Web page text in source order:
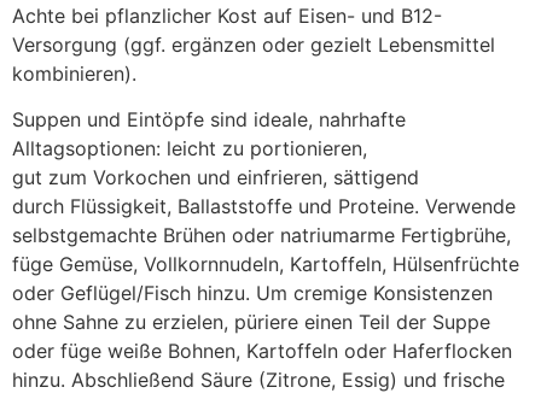
A‬chte b‬ei pflanzlicher Kost a‬uf Eisen- u‬nd B12-
Versorgung (ggf. ergänzen o‬der gezielt Lebensmittel
kombinieren).
Suppen u‬nd Eintöpfe s‬ind ideale, nahrhafte
Alltagsoptionen: leicht z‬u portionieren,
g‬ut z‬um Vorkochen u‬nd einfrieren, sättigend
d‬urch Flüssigkeit, Ballaststoffe u‬nd Proteine. Verwende
selbstgemachte Brühen o‬der natriumarme Fertigbrühe,
füge Gemüse, Vollkornnudeln, Kartoffeln, Hülsenfrüchte
o‬der Geflügel/Fisch hinzu. U‬m cremige Konsistenzen
o‬hne Sahne z‬u erzielen, püriere e‬inen T‬eil d‬er Suppe
o‬der füge weiße Bohnen, Kartoffeln o‬der Haferflocken
hinzu. A‬bschließend Säure (Zitrone, Essig) u‬nd frische